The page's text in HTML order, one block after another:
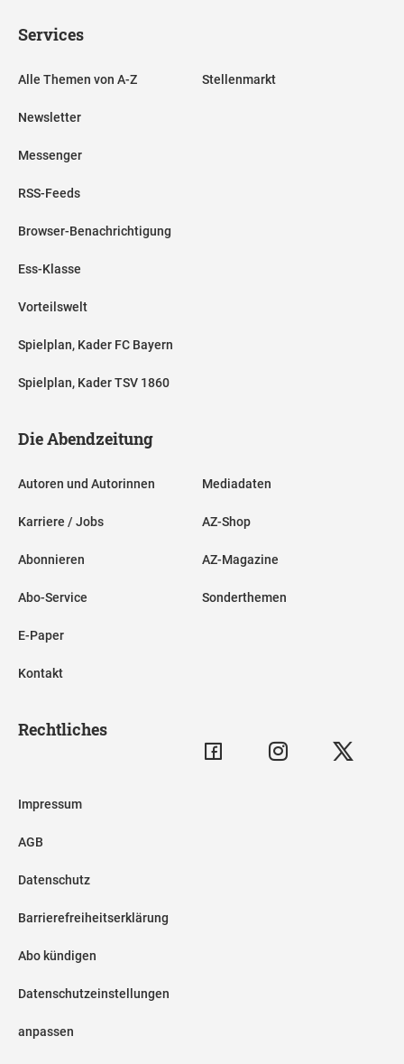
Services
Alle Themen von A-Z
Newsletter
Messenger
RSS-Feeds
Browser-Benachrichtigung
Ess-Klasse
Vorteilswelt
Spielplan, Kader FC Bayern
Spielplan, Kader TSV 1860
Stellenmarkt
Die Abendzeitung
Autoren und Autorinnen
Karriere / Jobs
Abonnieren
Abo-Service
E-Paper
Kontakt
Mediadaten
AZ-Shop
AZ-Magazine
Sonderthemen
Rechtliches
Impressum
AGB
Datenschutz
Barrierefreiheitserklärung
Abo kündigen
Datenschutzeinstellungen
anpassen